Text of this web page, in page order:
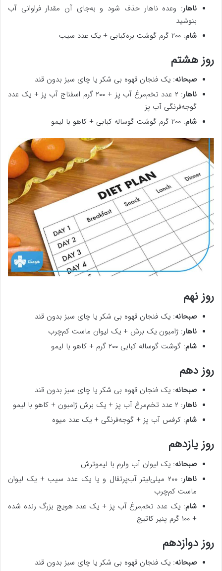
ناهار: وعده ناهار حذف شود و به‌جای آن مقدار فراوانی آب
بنوشید
شام: ۲۰۰ گرم گوشت بره‌کبابی + یک عدد سیب
روز هشتم
صبحانه: یک فنجان قهوه بی شکر یا چای سبز بدون قند
ناهار
: ۲ عدد تخم‌مرغ آب پز + ۲۰۰ گرم اسفناج آب پز + یک عدد
گوجه‌فرنگی آب پز
شام: ۲۰۰ گرم گوشت گوساله کبابی + کاهو با لیمو
روز نهم
صبحانه: یک فنجان قهوه بی شکر یا چای سبز بدون قند
ناهار: ژامبون یک برش + یک لیوان ماست کم‌چرب
شام: گوشت گوساله کبابی ۲۰۰ گرم + کاهو با لیمو
روز دهم
صبحانه: یک فنجان قهوه بی شکر یا چای سبز بدون قند
ناهار: ۲ عدد تخم‌مرغ آب پز + یک برش ژامبون + کاهو با لیمو
شام: کرفس آب پز + گوجه‌فرنگی + یک عدد میوه
روز یازدهم
صبحانه: یک لیوان آب ولرم با لیموترش
ناهار
: ۲۰۰ میلی‌لیتر آب‌پرتقال و یا یک عدد سیب + یک لیوان
ماست کم‌چرب
شام: یک عدد تخم‌مرغ آب پز + یک عدد هویج بزرگ رنده شده
+ ۱۰۰ گرم پنیر کاتیج
روز دوازدهم
صبحانه: یک فنجان قهوه بی شکر یا چای سبز بدون قند